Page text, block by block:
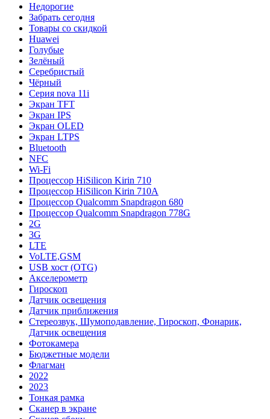
Недорогие
Забрать сегодня
Товары со скидкой
Huawei
Голубые
Зелёный
Серебристый
Чёрный
Cерия nova 11i
Экран TFT
Экран IPS
Экран OLED
Экран LTPS
Bluetooth
NFC
Wi-Fi
Процессор HiSilicon Kirin 710
Процессор HiSilicon Kirin 710A
Процессор Qualcomm Snapdragon 680
Процессор Qualcomm Snapdragon 778G
2G
3G
LTE
VoLTE,GSM
USB хост (OTG)
Акселерометр
Гироскоп
Датчик освещения
Датчик приближения
Стереозвук, Шумоподавление, Гироскоп, Фонарик,
Датчик освещения
Фотокамера
Бюджетные модели
Флагман
2022
2023
Тонкая рамка
Сканер в экране